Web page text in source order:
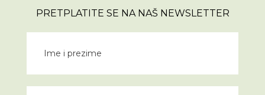
PRETPLATITE SE NA NAŠ NEWSLETTER